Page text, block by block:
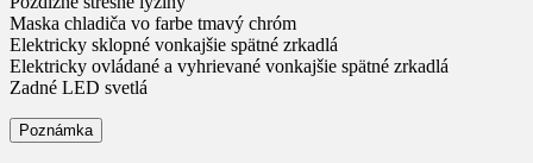
Maska chladiča vo farbe tmavý chróm
Elektricky sklopné vonkajšie spätné zrkadlá
Elektricky ovládané a vyhrievané vonkajšie spätné zrkadlá
Zadné LED svetlá
Poznámka